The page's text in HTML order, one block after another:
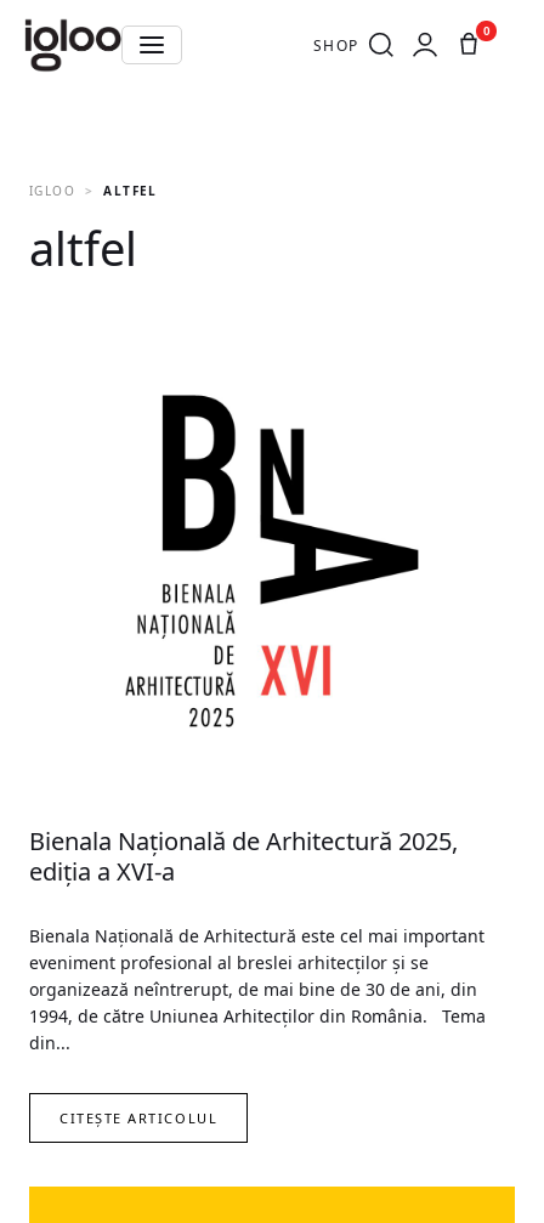
SHOP
0
IGLOO ALTFEL
altfel
Bienala Națională de Arhitectură 2025,
ediția a XVI-a
Bienala Națională de Arhitectură este cel mai important
eveniment profesional al breslei arhitecților și se
organizează neîntrerupt, de mai bine de 30 de ani, din
1994, de către Uniunea Arhitecților din România. Tema
din...
CITEȘTE ARTICOLUL